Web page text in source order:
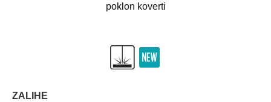
poklon koverti
ZALIHE